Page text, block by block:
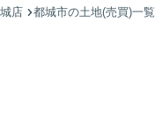
店 都城市の土地(売買)一覧